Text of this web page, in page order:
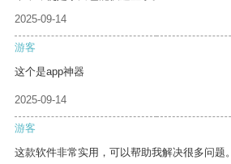
2025-09-14
游客
这个是app神器
2025-09-14
游客
这款软件非常实用，可以帮助我解决很多问题。